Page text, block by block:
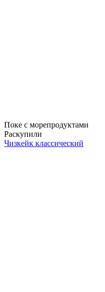
Поке с морепродуктами
Раскупили
Чизкейк классический